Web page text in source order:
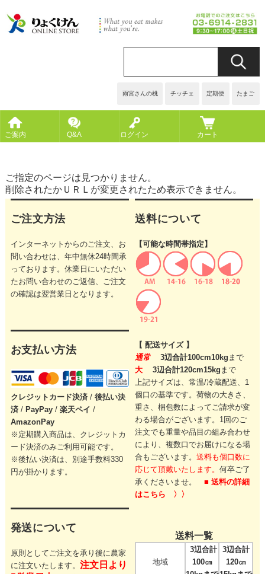
雨宮さんの桃 チッチェ 定期便 たまご
ご案内 Q&A ログイン カート
ご指定のページは見つかりません。
削除されたかＵＲＬが変更されたため表示できません。
ご注文方法
インターネットからのご注文、お
問い合わせは、年中無休24時間承
っております。休業日にいただい
たお問い合わせのご返信、ご注文
の確認は翌営業日となります。
お支払い方法
クレジットカード決済 / 後払い決
済/ PayPay/ 楽天ペイ /
AmazonPay
※定期購入商品は、クレジットカ
ード決済のみご利用可能です。
※後払い決済は、別途手数料330
円が掛かります。
発送について
原則としてご注文を承り後に農家
に注文いたします。 注文日より
送料について
【可能な時間帯指定】
【 配送サイズ 】
通常
3辺合計100cm10kg まで
大
3辺合計120cm15kg まで
上記サイズは、常温/冷蔵配送、1
個口の基準です。荷物の大きさ、
重さ、梱包数によってご請求が変
わる場合がございます。 1回のご
注文でも重量や品目の組み合わせ
により、複数口でお届けになる場
合もございます。送料も個口数に
応じて頂戴いたします。何卒ご了
承くださいませ。■ 送料の詳細
はこちら 〉〉
送料一覧
地域
3辺合計
100㎝
3辺合計
120㎝